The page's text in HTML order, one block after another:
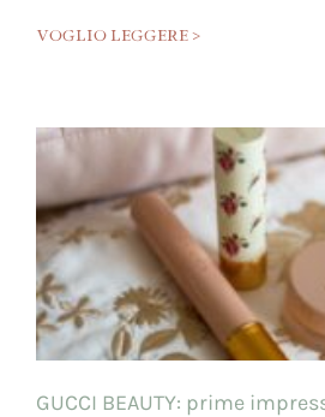
VOGLIO LEGGERE >
GUCCI BEAUTY: prime